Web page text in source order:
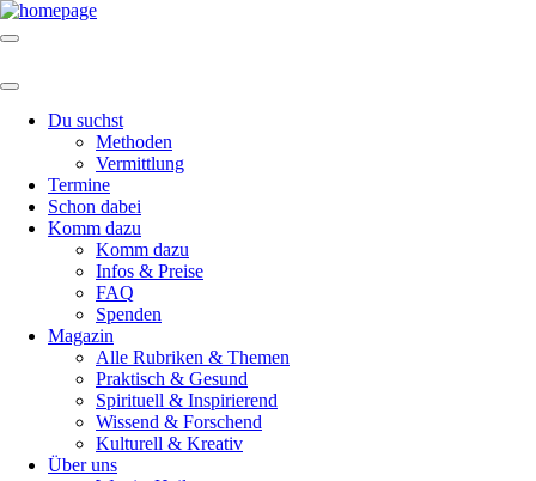
Du suchst
Methoden
Vermittlung
Termine
Schon dabei
Komm dazu
Komm dazu
Infos & Preise
FAQ
Spenden
Magazin
Alle Rubriken & Themen
Praktisch & Gesund
Spirituell & Inspirierend
Wissend & Forschend
Kulturell & Kreativ
Über uns